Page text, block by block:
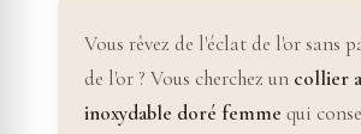
Vous rêvez de l'éclat de l'or sans
de l'or ? Vous cherchez un collier
inoxydable doré femme qui